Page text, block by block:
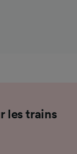
les trains